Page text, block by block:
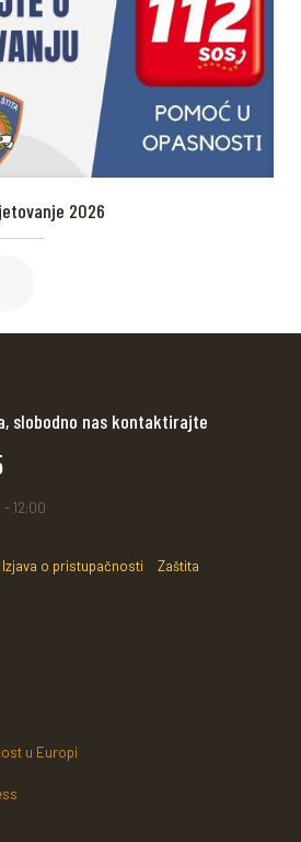
2026
slobodno nas kontaktirajte
- 12:00
Izjava o pristupačnosti
Zaštita
u Europi